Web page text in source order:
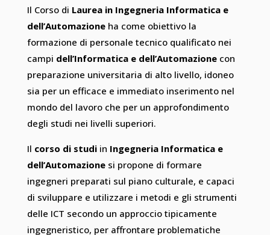
Il Corso di Laurea in Ingegneria Informatica e
dell’Automazioneha come obiettivo la
formazione di personale tecnico qualificato nei
campi dell’Informatica e dell’Automazionecon
preparazione universitaria di alto livello, idoneo
sia per un efficace e immediato inserimento nel
mondo del lavoro che per un approfondimento
degli studi nei livelli superiori.
Il corso di studiin Ingegneria Informatica e
dell’Automazionesi propone di formare
ingegneri preparati sul piano culturale, e capaci
di sviluppare e utilizzare i metodi e gli strumenti
delle ICT secondo un approccio tipicamente
ingegneristico, per affrontare problematiche